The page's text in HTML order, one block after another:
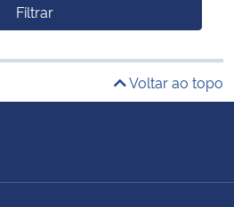
Filtrar
Voltar ao topo